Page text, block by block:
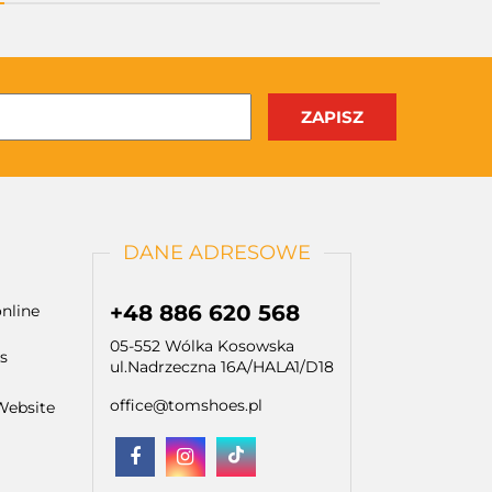
DANE ADRESOWE
+48 886 620 568
05-552 Wólka Kosowska
ul.Nadrzeczna 16A/HALA1/D18
office@tomshoes.pl